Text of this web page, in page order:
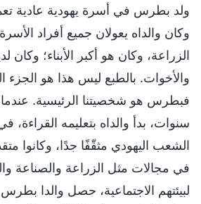
ولد بطرس في أسرة يهودية عادية
وكان والداه يعولان جميع أفراد
الزراعة، وكان هو أكبر الأبناء؛ وكان
والأخوات. بالطبع ليس هذا هو الجزء
فبطرس هو شخصيتنا الرئيسية.
سنوات، بدأ والداه بتعليمه
الشعب اليهودي مثقّفًا جدًا، وكانوا
في مجالات مثل الزراعة والصناعة
لبيئتهم الاجتماعية، حصل والدا